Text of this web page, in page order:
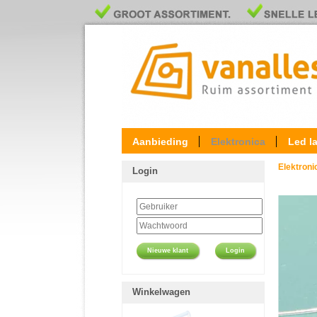
Aanbieding Elektronica Led
Login
Nieuwe klant Login
Winkelwagen